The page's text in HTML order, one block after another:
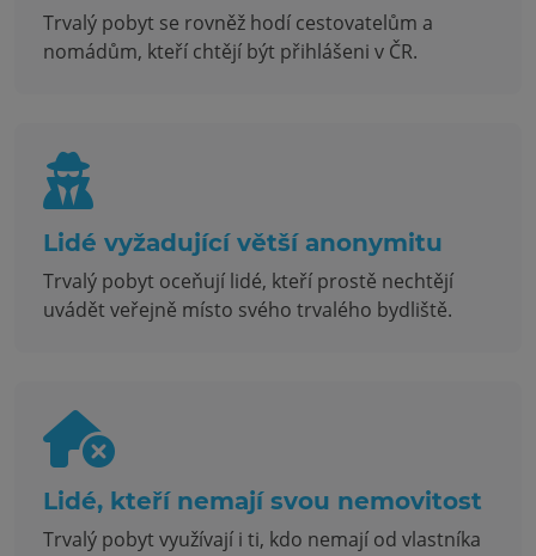
Trvalý pobyt se rovněž hodí cestovatelům a
nomádům, kteří chtějí být přihlášeni v ČR.
Lidé vyžadující větší anonymitu
Trvalý pobyt oceňují lidé, kteří prostě nechtějí
uvádět veřejně místo svého trvalého bydliště.
Lidé, kteří nemají svou nemovitost
Trvalý pobyt využívají i ti, kdo nemají od vlastníka